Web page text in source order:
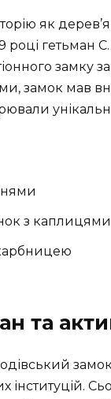
як
році гетьман
замку
замок мав
з каплицями
та
інституцій.